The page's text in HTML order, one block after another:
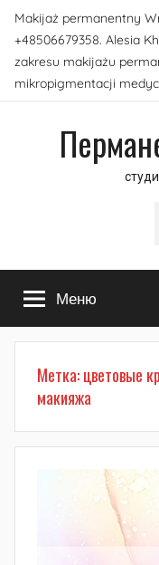
Перейти
содержимому
Makijaż permanentny
+48506679358. Alesia
zakresu makijażu
mikropigmentacji
Меню
Метка:цветовые
макияжа